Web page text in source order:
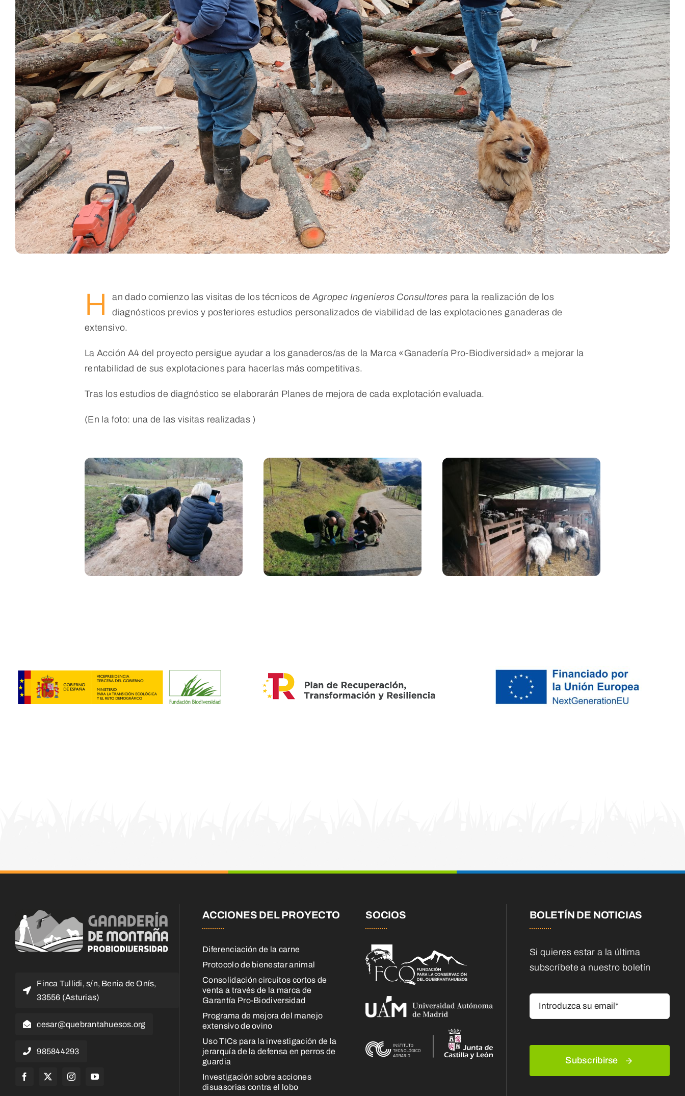
H an dado comienzo las visitas de los técnicos de Agropec Ingenieros Consultores para la realización de los
diagnósticos previos y posteriores estudios personalizados de viabilidad de las explotaciones ganaderas de
extensivo.
La Acción A4 del proyecto persigue ayudar a los ganaderos/as de la Marca «Ganadería Pro-Biodiversidad» a mejorar la
rentabilidad de sus explotaciones para hacerlas más competitivas.
Tras los estudios de diagnóstico se elaborarán Planes de mejora de cada explotación evaluada.
(En la foto: una de las visitas realizadas )
Finca Tullidi, s/n, Benia de Onís,
33556 (Asturias)
cesar@quebrantahuesos.org
985844293
ACCIONES DEL PROYECTO
Diferenciación de la carne
Protocolo de bienestar animal
Consolidación circuitos cortos de
venta a través de la marca de
Garantía Pro-Biodiversidad
Programa de mejora del manejo
extensivo de ovino
Uso TICs para la investigación de la
jerarquía de la defensa en perros de
guardia
Investigación sobre acciones
disuasorias contra el lobo
SOCIOS BOLETÍN DE NOTICIAS
Si quieres estar a la última
subscríbete a nuestro boletín
Subscribirse